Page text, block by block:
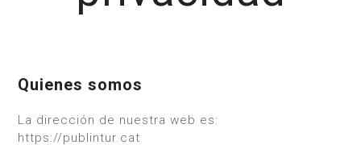
Quienes somos
La dirección de nuestra web es:
https://publintur.cat